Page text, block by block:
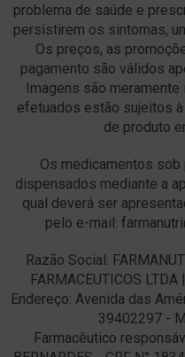
problema de saúde e
persistirem os sintomas,
Os preços, as
pagamento são válidos
Imagens são
efetuados estão sujeitos
de produto
Os medicamentos
dispensados mediante a
qual deverá ser
pelo e-mail:
Razão Social:
FARMACEUTICOS
Endereço: Avenida das
39402297 -
Farmacêutico